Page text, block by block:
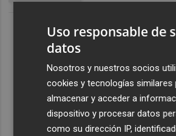
Uso responsable de
datos
Nosotros y nuestros socios
cookies y tecnologías similares
almacenar y acceder a
dispositivo y procesar datos
como su dirección IP,